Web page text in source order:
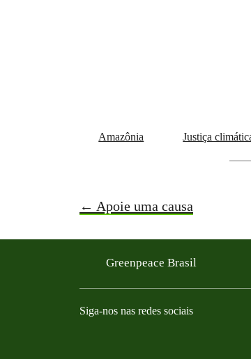
Amazônia Justiça
← Apoie uma causa
Greenpeace Brasil
Siga-nos nas redes sociais